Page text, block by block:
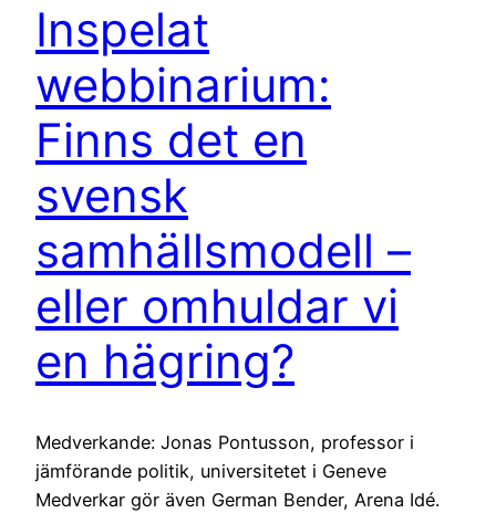
Inspelat
webbinarium:
Finns det en
svensk
samhällsmodell –
eller omhuldar vi
en hägring?
Medverkande: Jonas Pontusson, professor i
jämförande politik, universitetet i Geneve
Medverkar gör även German Bender, Arena Idé.